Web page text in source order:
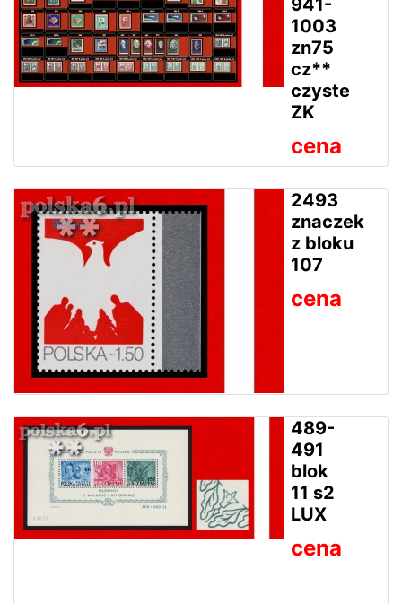
941-
1003
zn75
cz**
czyste
ZK
cena
2493
znaczek
z bloku
107
cena
489-
491
blok
11 s2
LUX
cena